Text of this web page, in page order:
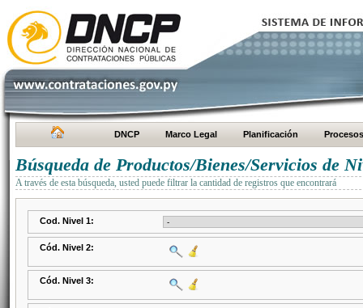
DNCP Marco Legal Planificación Procesos
Búsqueda de Productos/Bienes/Servicios de
A través de esta búsqueda, usted puede filtrar la cantidad de registros que encontrará
Cod. Nivel 1:
Cód. Nivel 2:
Cód. Nivel 3: